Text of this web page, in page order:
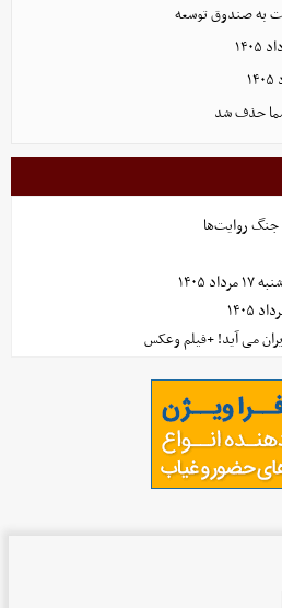
حذف شد
جنگ روایت‌ها
۱۴۰۵
می آید! +فیلم وعکس